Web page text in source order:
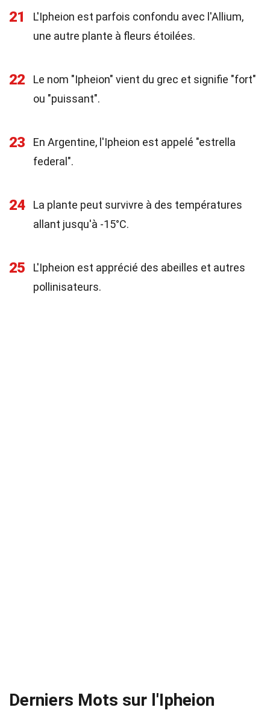
21
L'Ipheion est parfois confondu avec l'Allium,
une autre plante à fleurs étoilées.
22
Le nom "Ipheion" vient du grec et signifie "fort"
ou "puissant".
23
En Argentine, l'Ipheion est appelé "estrella
federal".
24
La plante peut survivre à des températures
allant jusqu'à -15°C.
25
L'Ipheion est apprécié des abeilles et autres
pollinisateurs.
Derniers Mots sur l'Ipheion